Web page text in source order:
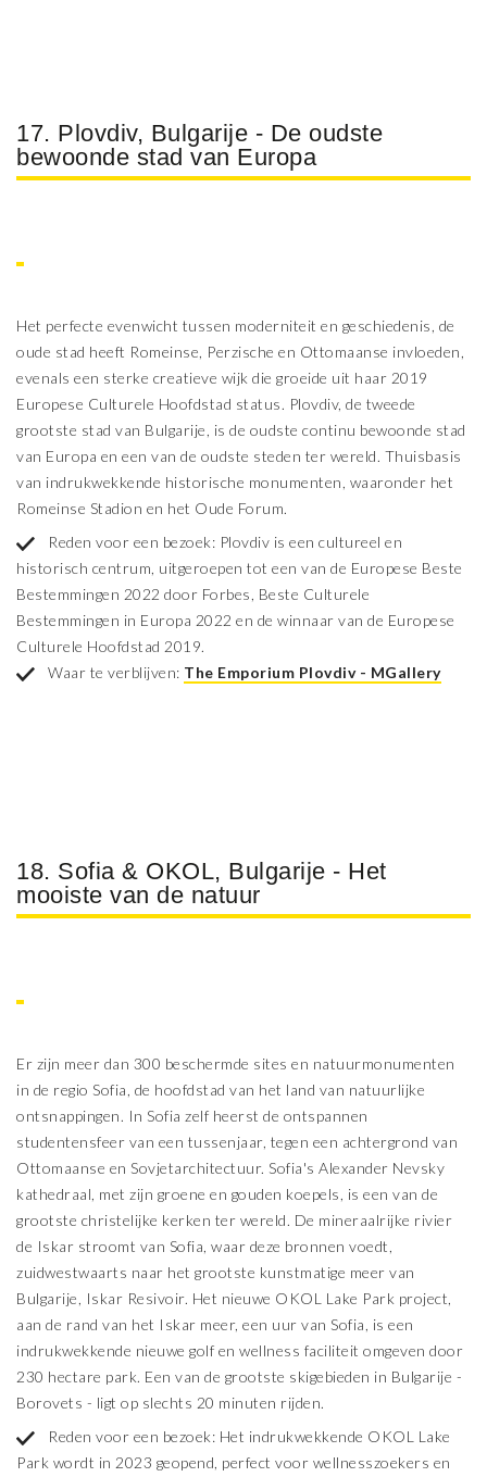
17. Plovdiv, Bulgarije - De oudste
bewoonde stad van Europa
Het perfecte evenwicht tussen moderniteit en geschiedenis, de
oude stad heeft Romeinse, Perzische en Ottomaanse invloeden,
evenals een sterke creatieve wijk die groeide uit haar 2019
Europese Culturele Hoofdstad status. Plovdiv, de tweede
grootste stad van Bulgarije, is de oudste continu bewoonde stad
van Europa en een van de oudste steden ter wereld. Thuisbasis
van indrukwekkende historische monumenten, waaronder het
Romeinse Stadion en het Oude Forum.
Reden voor een bezoek: Plovdiv is een cultureel en
historisch centrum, uitgeroepen tot een van de Europese Beste
Bestemmingen 2022 door Forbes, Beste Culturele
Bestemmingen in Europa 2022 en de winnaar van de Europese
Culturele Hoofdstad 2019.
Waar te verblijven: The Emporium Plovdiv - MGallery
18. Sofia & OKOL, Bulgarije - Het
mooiste van de natuur
Er zijn meer dan 300 beschermde sites en natuurmonumenten
in de regio Sofia, de hoofdstad van het land van natuurlijke
ontsnappingen. In Sofia zelf heerst de ontspannen
studentensfeer van een tussenjaar, tegen een achtergrond van
Ottomaanse en Sovjetarchitectuur. Sofia's Alexander Nevsky
kathedraal, met zijn groene en gouden koepels, is een van de
grootste christelijke kerken ter wereld. De mineraalrijke rivier
de Iskar stroomt van Sofia, waar deze bronnen voedt,
zuidwestwaarts naar het grootste kunstmatige meer van
Bulgarije, Iskar Resivoir. Het nieuwe OKOL Lake Park project,
aan de rand van het Iskar meer, een uur van Sofia, is een
indrukwekkende nieuwe golf en wellness faciliteit omgeven door
230 hectare park. Een van de grootste skigebieden in Bulgarije -
Borovets - ligt op slechts 20 minuten rijden.
Reden voor een bezoek: Het indrukwekkende OKOL Lake
Park wordt in 2023 geopend, perfect voor wellnesszoekers en